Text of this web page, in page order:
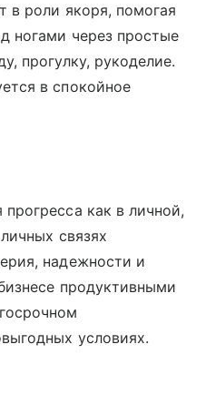
в роли якоря, помогая
ногами через простые
прогулку, рукоделие.
в спокойное
как в личной,
связях
надежности и
продуктивными
условиях.